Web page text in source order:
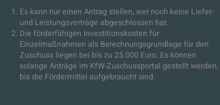
Es kann nur einen Antrag stellen, wer noch keine Liefer-
und Leistungsverträge abgeschlossen hat.
Die förderfähigen Investitionskosten für
Einzelmaßnahmen als Berechnungsgrundlage für den
Zuschuss liegen bei bis zu 25.000 Euro. Es können
solange Anträge im KfW-Zuschussportal gestellt werden,
bis die Fördermittel aufgebraucht sind.